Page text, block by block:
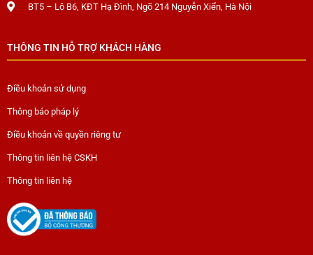
BT5 – Lô B6, KĐT Hạ Đình, Ngõ 214 Nguyễn Xiển, Hà Nội
THÔNG TIN HỖ TRỢ KHÁCH HÀNG
Điều khoản sử dụng
Thông báo pháp lý
Điều khoản về quyền riêng tư
Thông tin liên hệ CSKH
Thông tin liên hệ